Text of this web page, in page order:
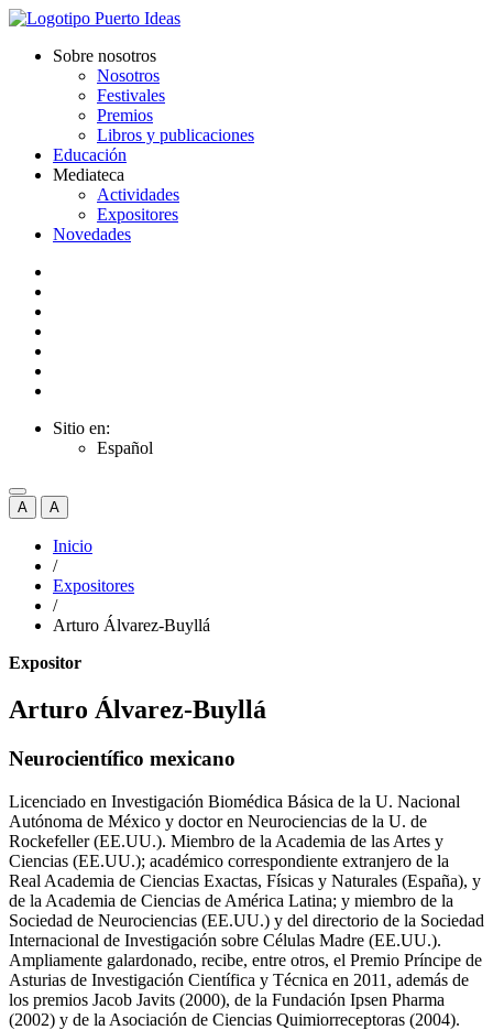
Sobre nosotros
Nosotros
Festivales
Premios
Libros y publicaciones
Educación
Mediateca
Actividades
Expositores
Novedades
Sitio en:
Español
A A
Inicio
/
Expositores
/
Arturo Álvarez-Buyllá
Expositor
Arturo Álvarez-Buyllá
Neurocientífico mexicano
Licenciado en Investigación Biomédica Básica de la U. Nacional
Autónoma de México y doctor en Neurociencias de la U. de
Rockefeller (EE.UU.). Miembro de la Academia de las Artes y
Ciencias (EE.UU.); académico correspondiente extranjero de la
Real Academia de Ciencias Exactas, Físicas y Naturales (España), y
de la Academia de Ciencias de América Latina; y miembro de la
Sociedad de Neurociencias (EE.UU.) y del directorio de la Sociedad
Internacional de Investigación sobre Células Madre (EE.UU.).
Ampliamente galardonado, recibe, entre otros, el Premio Príncipe de
Asturias de Investigación Científica y Técnica en 2011, además de
los premios Jacob Javits (2000), de la Fundación Ipsen Pharma
(2002) y de la Asociación de Ciencias Quimiorreceptoras (2004).